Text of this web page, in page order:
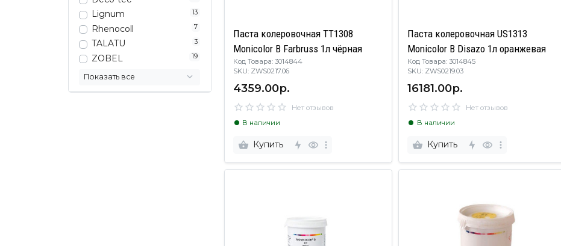
Lignum 13
Rhenocoll 7
TALATU 3
ZOBEL 19
Показать все
Паста колеровочная TT1308
Monicolor B Farbruss 1л чёрная
Код Товара: 3014844
SKU: ZWS0217.06
4359.00р.
Нет отзывов
В наличии
Купить
Паста колеровочная US1313
Monicolor B Disazo 1л оранжевая
Код Товара: 3014845
SKU: ZWS0219.03
16181.00р.
Нет отзывов
В наличии
Купить